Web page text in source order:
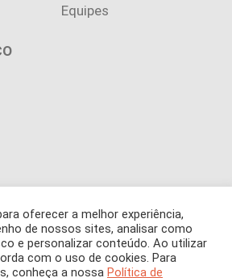
Equipes
CIÊNCIA HOJE. Todos os direitos
reservados.
na revista refletem exclusivamente a
de seus autores.
oferecer a melhor experiência,
de nossos sites, analisar como
e personalizar conteúdo. Ao utilizar
com o uso de cookies. Para
conheça a nossa Política de